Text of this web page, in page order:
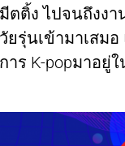
ติ้ง ไปจนถึงงา
รุ่นเข้ามาเสม
ร K-popมาอยู่